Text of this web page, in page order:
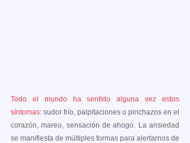
Todo el mundo ha sentido alguna vez estos
síntomas: sudor frío, palpitaciones o pinchazos en el
corazón, mareo, sensación de ahogo. La ansiedad
se manifiesta de múltiples formas para alertarnos de